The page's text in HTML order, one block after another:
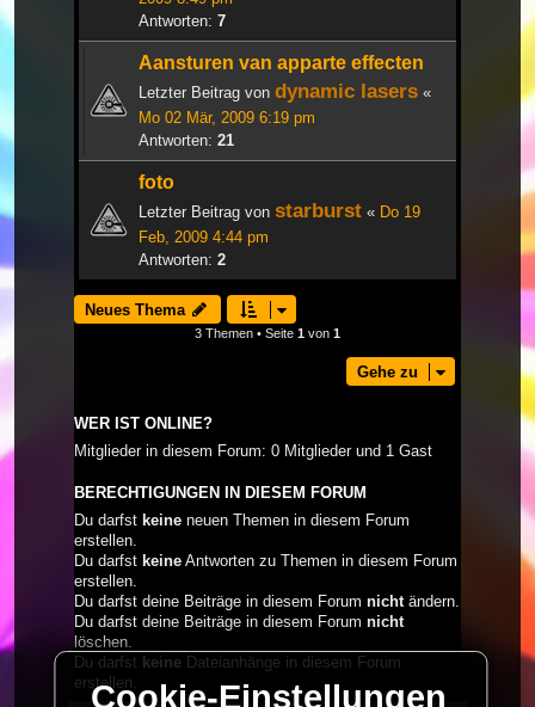
Antworten: 7
Aansturen van apparte effecten
Letzter Beitrag von dynamic lasers «
Mo 02 Mär, 2009 6:19 pm
Antworten: 21
foto
Letzter Beitrag von starburst « Do 19
Feb, 2009 4:44 pm
Antworten: 2
Neues Thema
3 Themen • Seite 1 von 1
Gehe zu
WER IST ONLINE?
Mitglieder in diesem Forum: 0 Mitglieder und 1 Gast
BERECHTIGUNGEN IN DIESEM FORUM
Du darfst keine neuen Themen in diesem Forum
erstellen.
Du darfst keine Antworten zu Themen in diesem Forum
erstellen.
Du darfst deine Beiträge in diesem Forum nichtändern.
Du darfst deine Beiträge in diesem Forum nicht
löschen.
Du darfst keine Dateianhänge in diesem Forum
erstellen.
Cookie-Einstellungen